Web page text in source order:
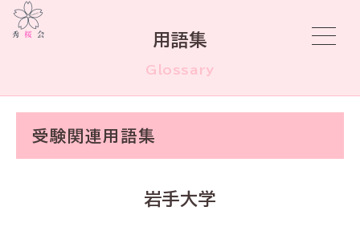
用語集
Glossary
受験関連用語集
岩手大学